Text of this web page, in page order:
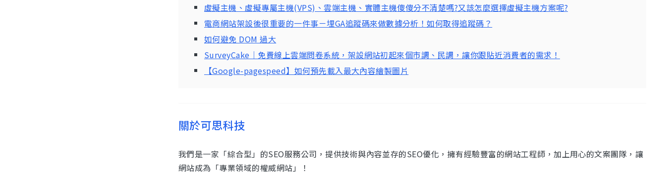
虛擬主機、虛擬專屬主機(VPS)、雲端主機、實體主機傻傻分不清楚嗎?又該怎麼選擇虛擬主機方案呢?
電商網站架設後很重要的一件事－埋GA追蹤碼來做數據分析！如何取得追蹤碼？
如何避免 DOM 過大
SurveyCake｜免費線上雲端問卷系統，架設網站初起來個市調、民調，讓你跟貼近消費者的需求！
【Google-pagespeed】如何預先載入最大內容繪製圖片
關於可思科技
我們是一家「綜合型」的SEO服務公司，提供技術與內容並存的SEO優化，擁有經驗豐富的網站工程師，加上用心的文案團隊，讓
網站成為「專業領域的權威網站」！